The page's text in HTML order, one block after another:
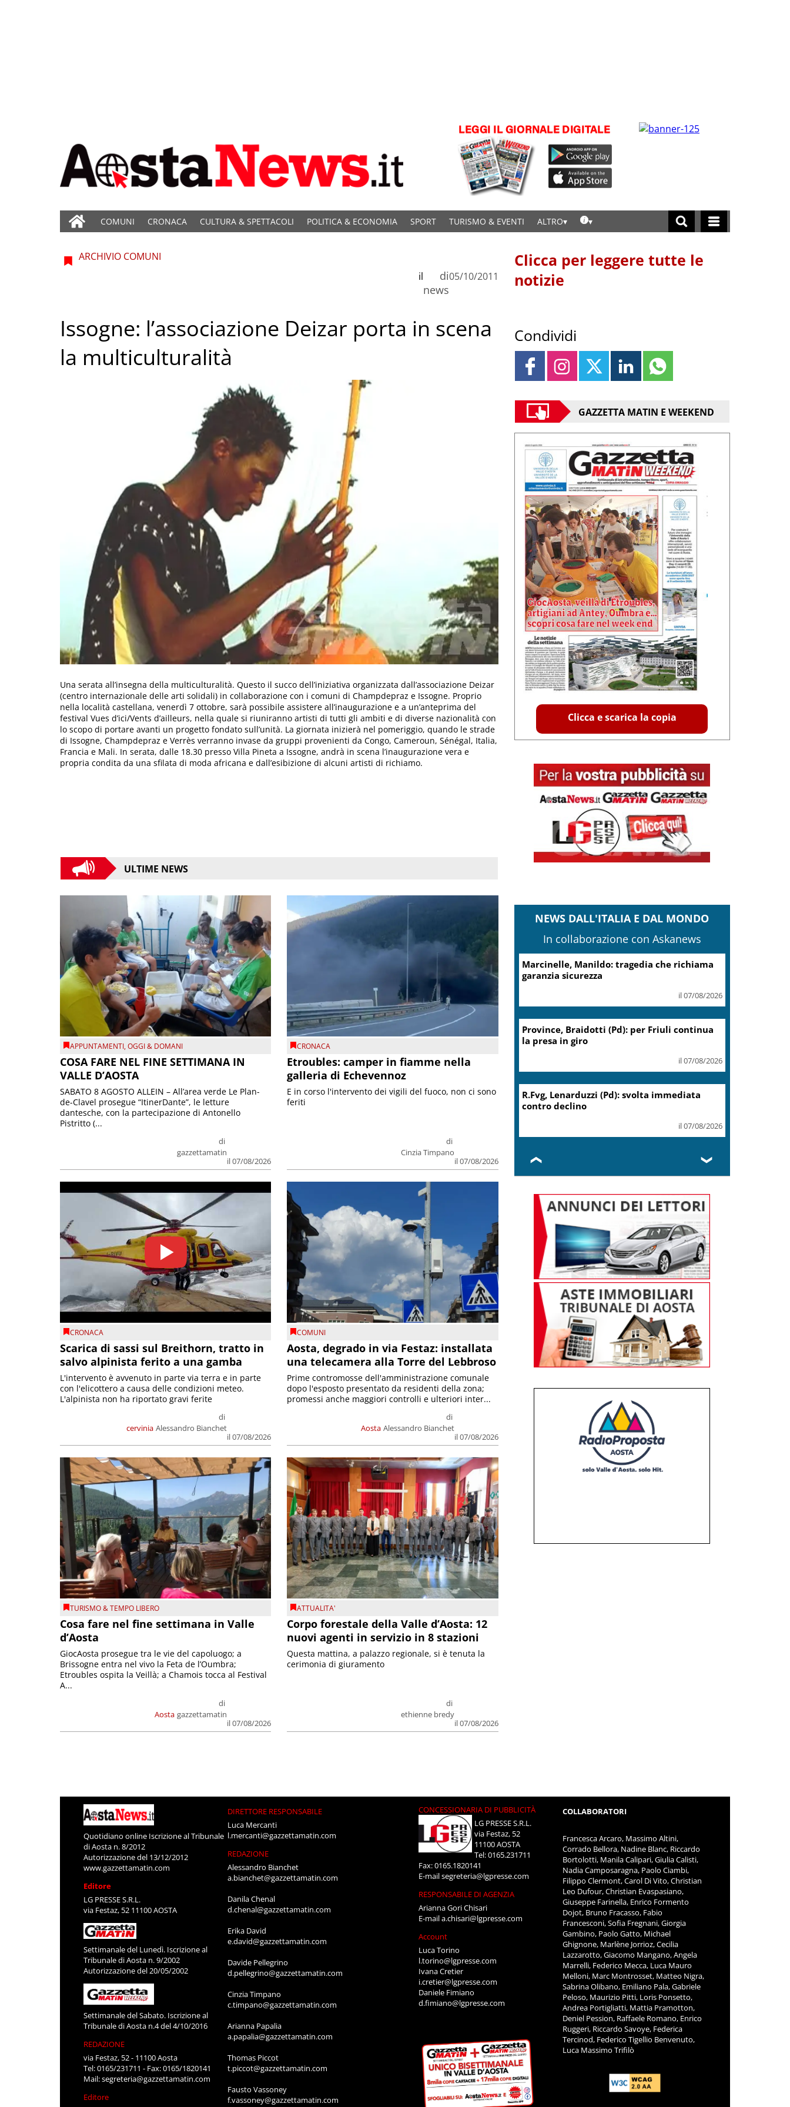
COMUNI CRONACA CULTURA & SPETTACOLI POLITICA & ECONOMIA SPORT TURISMO & EVENTI ALTRO
ARCHIVIO COMUNI
di
news
il 05/10/2011
Issogne: l’associazione Deizar porta in scena
la multiculturalità
Una serata all’insegna della multiculturalità. Questo il succo dell’iniziativa organizzata dall’associazione Deizar
(centro internazionale delle arti solidali) in collaborazione con i comuni di Champdepraz e Issogne. Proprio
nella località castellana, venerdì 7 ottobre, sarà possibile assistere all’inaugurazione e a un’anteprima del
festival Vues d’ici/Vents d’ailleurs, nella quale si riuniranno artisti di tutti gli ambiti e di diverse nazionalità con
lo scopo di portare avanti un progetto fondato sull’unità. La giornata inizierà nel pomeriggio, quando le strade
di Issogne, Champdepraz e Verrès verranno invase da gruppi provenienti da Congo, Cameroun, Sénégal, Italia,
Francia e Mali. In serata, dalle 18.30 presso Villa Pineta a Issogne, andrà in scena l’inaugurazione vera e
propria condita da una sfilata di moda africana e dall’esibizione di alcuni artisti di richiamo.
ULTIME NEWS
APPUNTAMENTI,OGGI & DOMANI
COSA FARE NEL FINE SETTIMANA IN
VALLE D’AOSTA
di
gazzettamatin
il 07/08/2026
SABATO 8 AGOSTO ALLEIN – All’area verde Le Plan-
de-Clavel prosegue “ItinerDante”, le letture
dantesche, con la partecipazione di Antonello
Pistritto (...
CRONACA
Etroubles: camper in fiamme nella
galleria di Echevennoz
di
Cinzia Timpano
il 07/08/2026
E in corso l'intervento dei vigili del fuoco, non ci sono
feriti
CRONACA
Scarica di sassi sul Breithorn, tratto in
salvo alpinista ferito a una gamba
cervinia
di
Alessandro Bianchet
il 07/08/2026
L'intervento è avvenuto in parte via terra e in parte
con l'elicottero a causa delle condizioni meteo.
L'alpinista non ha riportato gravi ferite
COMUNI
Aosta, degrado in via Festaz: installata
una telecamera alla Torre del Lebbroso
Aosta
di
Alessandro Bianchet
il 07/08/2026
Prime contromosse dell'amministrazione comunale
dopo l'esposto presentato da residenti della zona;
promessi anche maggiori controlli e ulteriori inter...
TURISMO & TEMPO LIBERO
Cosa fare nel fine settimana in Valle
d’Aosta
Aosta
di
gazzettamatin
il 07/08/2026
GiocAosta prosegue tra le vie del capoluogo; a
Brissogne entra nel vivo la Feta de l’Oumbra;
Etroubles ospita la Veillà; a Chamois tocca al Festival
A...
ATTUALITA'
Corpo forestale della Valle d’Aosta: 12
nuovi agenti in servizio in 8 stazioni
di
ethienne bredy
il 07/08/2026
Questa mattina, a palazzo regionale, si è tenuta la
cerimonia di giuramento
Clicca per leggere tutte le
notizie
Condividi
GAZZETTA MATIN E WEEKEND
Clicca e scarica la copia
NEWS DALL'ITALIA E DAL MONDO
In collaborazione con Askanews
Marcinelle, Manildo: tragedia che richiama
garanzia sicurezza
il 07/08/2026
Province, Braidotti (Pd): per Friuli continua
la presa in giro
il 07/08/2026
R.Fvg, Lenarduzzi (Pd): svolta immediata
contro declino
il 07/08/2026
❮ ❯
Quotidiano online Iscrizione al Tribunale
di Aosta n. 8/2012
Autorizzazione del 13/12/2012
www.gazzettamatin.com
Editore
LG PRESSE S.R.L.
via Festaz, 52 11100 AOSTA
Settimanale del Lunedì. Iscrizione al
Tribunale di Aosta n. 9/2002
Autorizzazione del 20/05/2002
Settimanale del Sabato. Iscrizione al
Tribunale di Aosta n.4 del 4/10/2016
REDAZIONE
via Festaz, 52 - 11100 Aosta
Tel: 0165/231711 - Fax: 0165/1820141
Mail:segreteria@gazzettamatin.com
Editore
DIRETTORE RESPONSABILE
Luca Mercanti
l.mercanti@gazzettamatin.com
REDAZIONE
Alessandro Bianchet
a.bianchet@gazzettamatin.com
Danila Chenal
d.chenal@gazzettamatin.com
Erika David
e.david@gazzettamatin.com
Davide Pellegrino
d.pellegrino@gazzettamatin.com
Cinzia Timpano
c.timpano@gazzettamatin.com
Arianna Papalia
a.papalia@gazzettamatin.com
Thomas Piccot
t.piccot@gazzettamatin.com
Fausto Vassoney
f.vassoney@gazzettamatin.com
CONCESSIONARIA DI PUBBLICITÀ
LG PRESSE S.R.L.
via Festaz, 52
11100 AOSTA
Tel: 0165.231711
Fax: 0165.1820141
E-mailsegreteria@lgpresse.com
RESPONSABILE DI AGENZIA
Arianna Gori Chisari
E-maila.chisari@lgpresse.com
Account
Luca Torino
l.torino@lgpresse.com
Ivana Cretier
i.cretier@lgpresse.com
Daniele Fimiano
d.fimiano@lgpresse.com
COLLABORATORI
Francesca Arcaro, Massimo Altini,
Corrado Bellora, Nadine Blanc, Riccardo
Bortolotti, Manila Calipari, Giulia Calisti,
Nadia Camposaragna, Paolo Ciambi,
Filippo Clermont, Carol Di Vito, Christian
Leo Dufour, Christian Evaspasiano,
Giuseppe Farinella, Enrico Formento
Dojot, Bruno Fracasso, Fabio
Francesconi, Sofia Fregnani, Giorgia
Gambino, Paolo Gatto, Michael
Ghignone, Marlène Jorrioz, Cecilia
Lazzarotto, Giacomo Mangano, Angela
Marrelli, Federico Mecca, Luca Mauro
Melloni, Marc Montrosset, Matteo Nigra,
Sabrina Olibano, Emiliano Pala, Gabriele
Peloso, Maurizio Pitti, Loris Ponsetto,
Andrea Portigliatti, Mattia Pramotton,
Deniel Pession, Raffaele Romano, Enrico
Ruggeri, Riccardo Savoye, Federica
Tercinod, Federico Tigellio Benvenuto,
Luca Massimo Trifilò